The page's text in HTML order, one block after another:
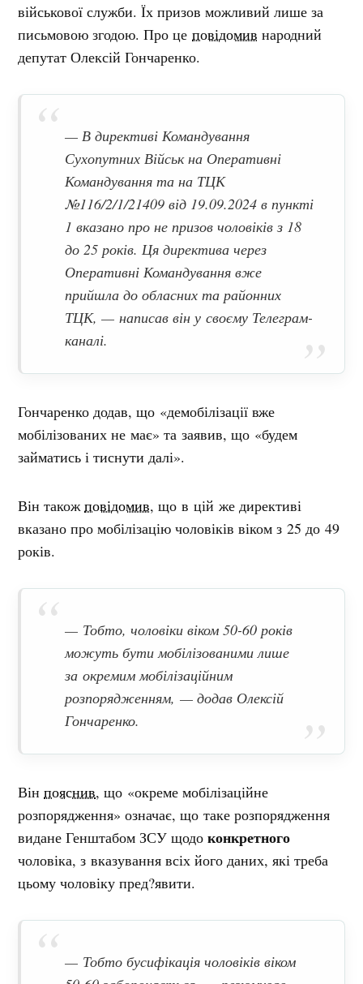
військової служби. Їх призов можливий лише за
письмовою згодою. Про цеповідомив народний
депутат Олексій Гончаренко.
— В директиві Командування
Сухопутних Військ на Оперативні
Командування та на ТЦК
№116/2/1/21409 від 19.09.2024 в пункті
1 вказано про не призов чоловіків з 18
до 25 років. Ця директива через
Оперативні Командування вже
прийшла до обласних та районних
ТЦК, — написав він у своєму Телеграм-
каналі.
Гончаренко додав, що «демобілізації вже
мобілізованих не має» та заявив, що «будем
займатись і тиснути далі».
Він такожповідомив, що в цій же директиві
вказано про мобілізацію чоловіків віком з 25 до 49
років.
— Тобто, чоловіки віком 50-60 років
можуть бути мобілізованими лише
за окремим мобілізаційним
розпорядженням, — додав Олексій
Гончаренко.
Вінпояснив, що «окреме мобілізаційне
розпорядження» означає, що таке розпорядження
видане Генштабом ЗСУ щодоконкретного
чоловіка, з вказування всіх його даних, які треба
цьому чоловіку пред?явити.
— Тобто бусифікація чоловіків віком